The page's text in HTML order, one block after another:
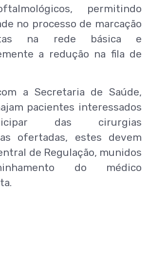
permitindo
no processo de marcação
na rede básica e
a redução na fila de
a Secretaria de Saúde,
pacientes interessados
das cirurgias
ofertadas, estes devem
de Regulação, munidos
do médico